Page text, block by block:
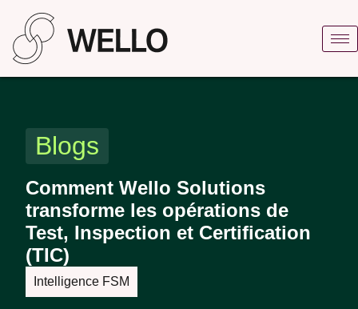
Blogs
Comment Wello Solutions
transforme les opérations de
Test, Inspection et Certification
(TIC)
Intelligence FSM